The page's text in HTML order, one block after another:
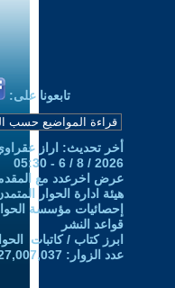
تابعونا على:
أخر تحديث: اراز
2026 / 8 / 6 - 05:30
عرض اخرعدد مع
هيئة ادارة الحوار
إحصائيات مؤسسة
قواعد النشر
ابرز كتاب / كاتبات
عدد الزوار: 3,427,007,037